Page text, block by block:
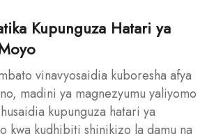
Kupunguza Hatari ya
vinavyosaidia kuboresha afya
madini ya magnezyumu yaliyomo
kupunguza hatari ya
kwa kudhibiti shinikizo la damu na